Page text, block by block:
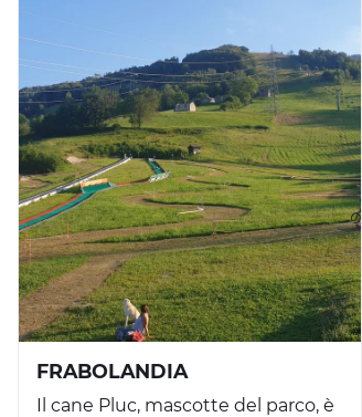
FRABOLANDIA
Il cane Pluc, mascotte del parco, è